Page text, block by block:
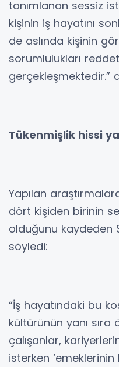
tanımlanan sessiz
kişinin iş hayatını
de aslında kişinin
sorumlulukları
gerçekleşmektedir.”
Tükenmişlik hissi
Yapılan
dört kişiden birinin
olduğunu kaydeden
söyledi:
“İş hayatındaki bu
kültürünün yanı
çalışanlar,
isterken ‘emeklerinin